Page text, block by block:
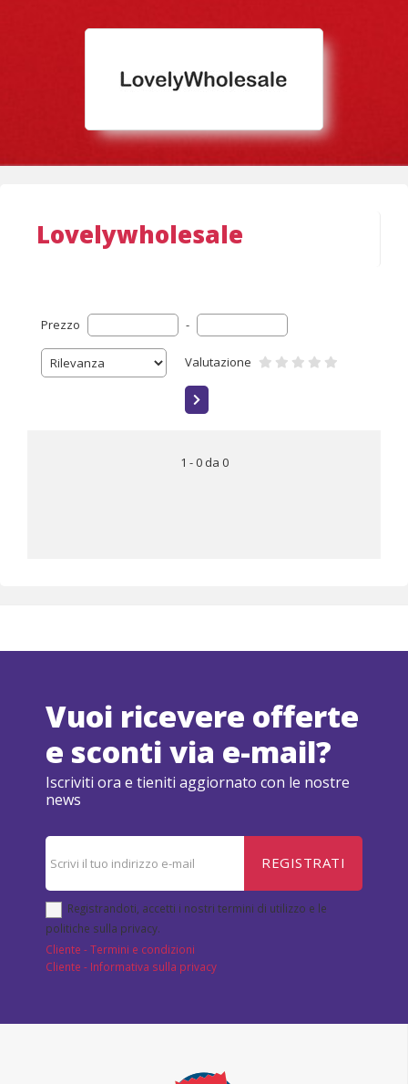
Lovelywholesale
Prezzo -
Valutazione
1 - 0 da 0
Vuoi ricevere offerte
e sconti via e-mail?
Iscriviti ora e tieniti aggiornato con le nostre
news
REGISTRATI
Registrandoti, accetti i nostri termini di utilizzo e le
politiche sulla privacy.
Cliente - Termini e condizioni
Cliente - Informativa sulla privacy